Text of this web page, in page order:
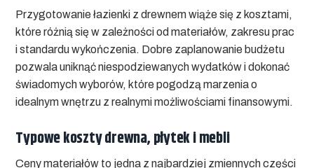
Przygotowanie łazienki z drewnem wiąże się z kosztami,
które różnią się w zależności od materiałów, zakresu prac
i standardu wykończenia. Dobre zaplanowanie budżetu
pozwala uniknąć niespodziewanych wydatków i dokonać
świadomych wyborów, które pogodzą marzenia o
idealnym wnętrzu z realnymi możliwościami finansowymi.
Typowe koszty drewna, płytek i mebli
Ceny materiałów to jedna z najbardziej zmiennych części